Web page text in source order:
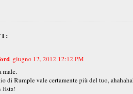
giugno 12, 2012 12:12 PM
male.
di Rumple vale certamente più del tuo,
lista!